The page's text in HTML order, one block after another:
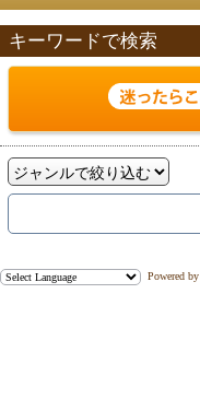
キーワードで検索
Powered by